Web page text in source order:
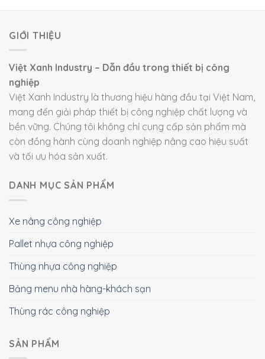
GIỚI THIỆU
Việt Xanh Industry – Dẫn đầu trong thiết bị công
nghiệp
Việt Xanh Industry là thương hiệu hàng đầu tại Việt Nam,
mang đến giải pháp thiết bị công nghiệp chất lượng và
bền vững. Chúng tôi không chỉ cung cấp sản phẩm mà
còn đồng hành cùng doanh nghiệp nâng cao hiệu suất
và tối ưu hóa sản xuất.
DANH MỤC SẢN PHẨM
Xe nâng công nghiệp
Pallet nhựa công nghiệp
Thùng nhựa công nghiệp
Bảng menu nhà hàng-khách sạn
Thùng rác công nghiệp
SẢN PHẨM